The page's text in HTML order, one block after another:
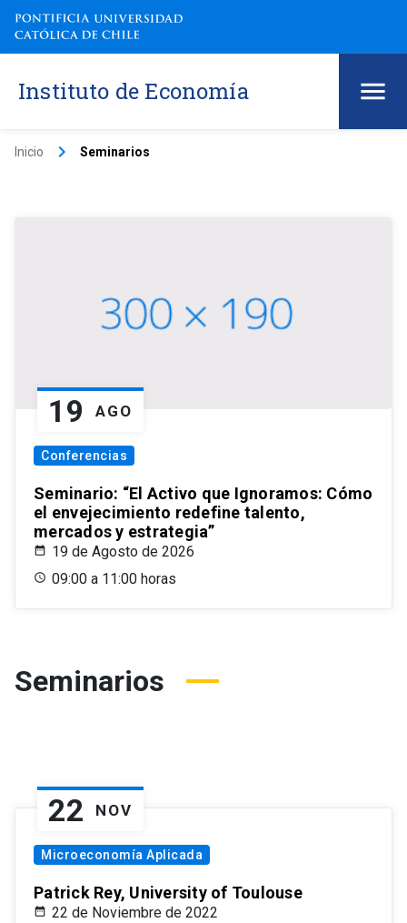
Instituto de Economía
Inicio keyboard_arrow_right Seminarios
19 AGO
Conferencias
Seminario: “El Activo que Ignoramos: Cómo
el envejecimiento redefine talento,
mercados y estrategia”
19 de Agosto de 2026
09:00 a 11:00 horas
Seminarios
22 NOV
Microeconomía Aplicada
Patrick Rey, University of Toulouse
22 de Noviembre de 2022